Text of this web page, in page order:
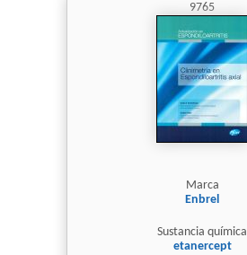
9765
Marca
Enbrel
Sustancia química
etanercept